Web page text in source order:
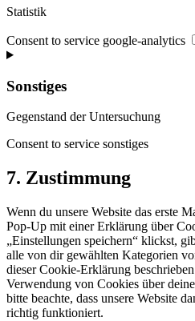
Statistik
Consent to service google-analytics
Sonstiges
Gegenstand der Untersuchung
Consent to service sonstiges
7. Zustimmung
Wenn du unsere Website das erste
Pop-Up mit einer Erklärung über
„Einstellungen speichern“ klickst,
alle von dir gewählten Kategorien
dieser Cookie-Erklärung
Verwendung von Cookies über
bitte beachte, dass unsere Website
richtig funktioniert.